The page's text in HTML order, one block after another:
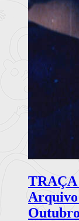
TRAÇA
Arquivo
Outubro